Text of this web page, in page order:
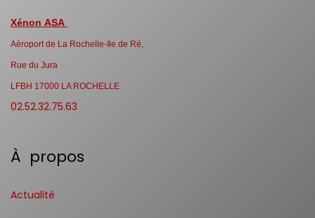
Xénon ASA
Aéroport de La Rochelle-Ile de Ré,
Rue du Jura
LFBH 17000 LA ROCHELLE
02.52.32.75.63
À propos
Actualité